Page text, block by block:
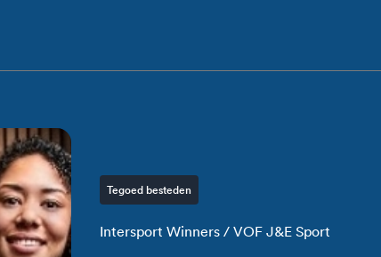
Tegoed besteden
Intersport Winners / VOF J&E Sport